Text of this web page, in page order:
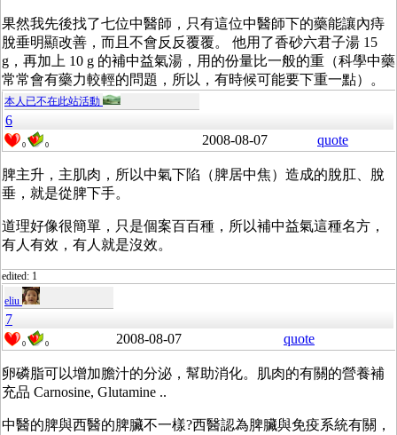
果然我先後找了七位中醫師，只有這位中醫師下的藥能讓內痔
脫垂明顯改善，而且不會反反覆覆。 他用了香砂六君子湯 15
g，再加上 10 g 的補中益氣湯，用的份量比一般的重（科學中藥
常常會有藥力較輕的問題，所以，有時候可能要下重一點）。
本人已不在此站活動
6
0 0 2008-08-07 quote
脾主升，主肌肉，所以中氣下陷（脾居中焦）造成的脫肛、脫
垂，就是從脾下手。
道理好像很簡單，只是個案百百種，所以補中益氣這種名方，
有人有效，有人就是沒效。
edited: 1
eliu
7
0 0 2008-08-07 quote
卵磷脂可以增加膽汁的分泌，幫助消化。肌肉的有關的營養補
充品 Carnosine, Glutamine ..
中醫的脾與西醫的脾臟不一樣?西醫認為脾臟與免疫系統有關，